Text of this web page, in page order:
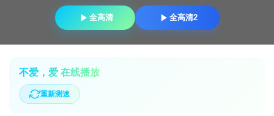
全高清 全高清2
不爱，爱 在线播放
重新测速